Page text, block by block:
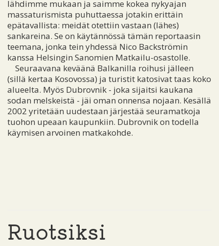
lähdimme mukaan ja saimme kokea nykyajan
massaturismista puhuttaessa jotakin erittäin
epätavallista: meidät otettiin vastaan (lähes)
sankareina. Se on käytännössä tämän reportaasin
teemana, jonka tein yhdessä Nico Backströmin
kanssa Helsingin Sanomien Matkailu-osastolle.
Seuraavana keväänä Balkanilla roihusi jälleen
(sillä kertaa Kosovossa) ja turistit katosivat taas koko
alueelta. Myös Dubrovnik - joka sijaitsi kaukana
sodan melskeistä - jäi oman onnensa nojaan. Kesällä
2002 yritetään uudestaan järjestää seuramatkoja
tuohon upeaan kaupunkiin. Dubrovnik on todella
käymisen arvoinen matkakohde.
Ruotsiksi